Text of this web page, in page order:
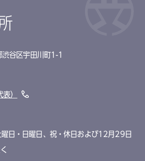
谷区宇田川町1-1
）
・日曜日、祝・休日および12月29日